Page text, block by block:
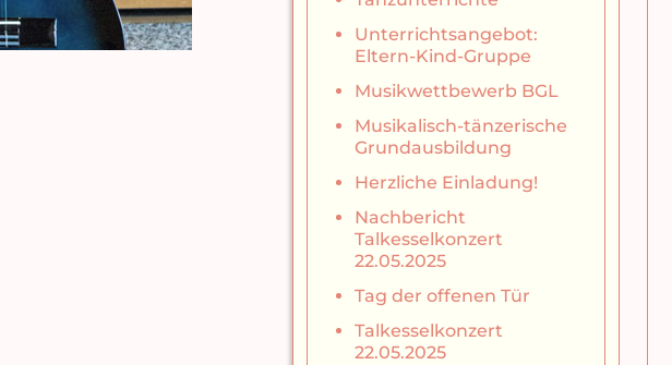
Unterrichtsangebot:
Eltern-Kind-Gruppe
Musikwettbewerb BGL
Musikalisch-tänzerische
Grundausbildung
Herzliche Einladung!
Nachbericht
Talkesselkonzert
22.05.2025
Tag der offenen Tür
Talkesselkonzert
22.05.2025